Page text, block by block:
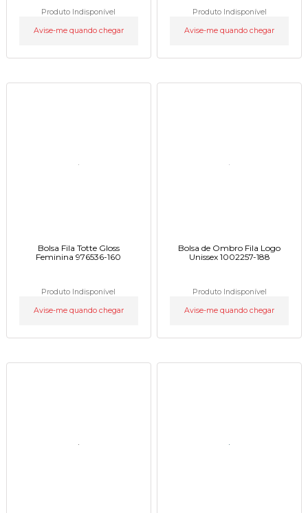
Produto Indisponível
Avise-me quando chegar
Produto Indisponível
Avise-me quando chegar
Bolsa Fila Totte Gloss
Feminina 976536-160
Produto Indisponível
Avise-me quando chegar
Bolsa de Ombro Fila Logo
Unissex 1002257-188
Produto Indisponível
Avise-me quando chegar